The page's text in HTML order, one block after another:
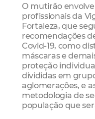
O mutirão
profissionais da
Fortaleza, que
recomendações
Covid-19, como
máscaras e
proteção
divididas em
aglomerações, e
metodologia de
população que